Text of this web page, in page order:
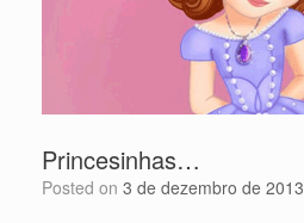
Princesinhas…
Posted on 3 de dezembro de 2013